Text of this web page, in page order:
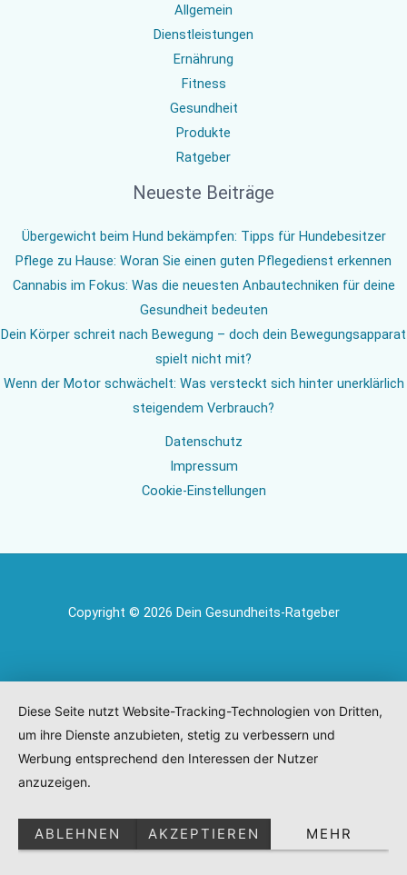
Allgemein
Dienstleistungen
Ernährung
Fitness
Gesundheit
Produkte
Ratgeber
Neueste Beiträge
Übergewicht beim Hund bekämpfen: Tipps für Hundebesitzer
Pflege zu Hause: Woran Sie einen guten Pflegedienst erkennen
Cannabis im Fokus: Was die neuesten Anbautechniken für deine
Gesundheit bedeuten
Dein Körper schreit nach Bewegung – doch dein Bewegungsapparat
spielt nicht mit?
Wenn der Motor schwächelt: Was versteckt sich hinter unerklärlich
steigendem Verbrauch?
Datenschutz
Impressum
Cookie-Einstellungen
Copyright © 2026 Dein Gesundheits-Ratgeber
Diese Seite nutzt Website-Tracking-Technologien von Dritten,
um ihre Dienste anzubieten, stetig zu verbessern und
Werbung entsprechend den Interessen der Nutzer
anzuzeigen.
ABLEHNEN AKZEPTIEREN MEHR